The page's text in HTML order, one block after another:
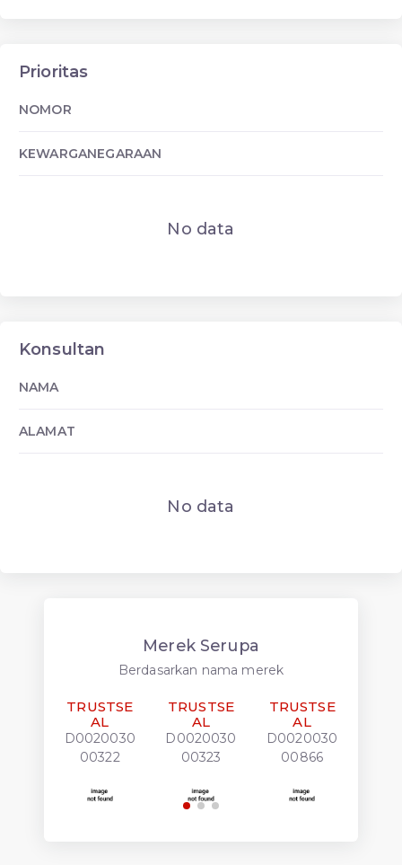
Prioritas
NOMOR
KEWARGANEGARAAN
No data
Konsultan
NAMA
ALAMAT
No data
Merek Serupa
Berdasarkan nama merek
TRUSTSE
AL
D0020030
00322
TRUSTSE
AL
D0020030
00323
TRUSTSE
AL
D0020030
00866